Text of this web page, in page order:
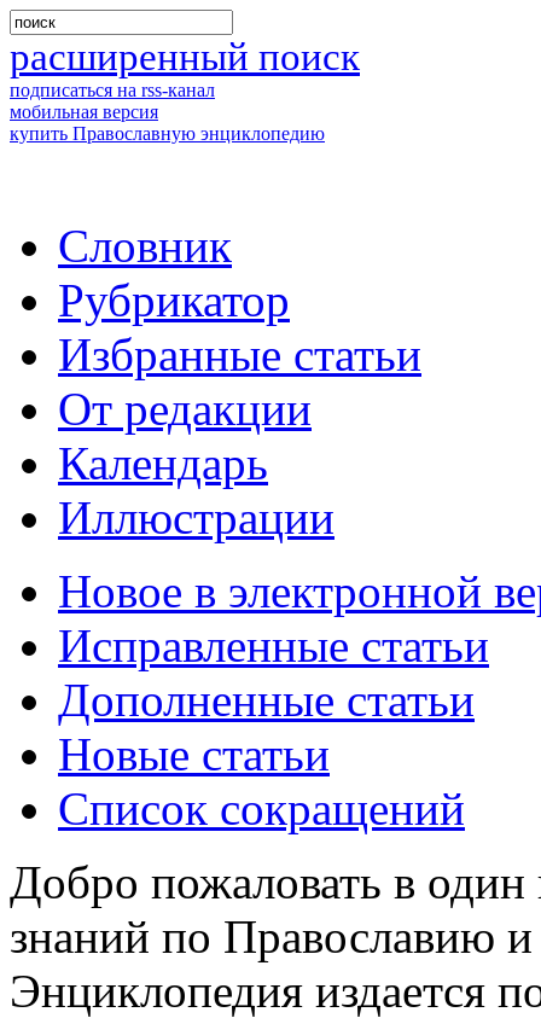
расширенный поиск
подписаться на rss-канал
мобильная версия
купить Православную энциклопедию
Словник
Рубрикатор
Избранные статьи
От редакции
Календарь
Иллюстрации
Новое в электронной
Исправленные статьи
Дополненные статьи
Новые статьи
Список сокращений
Добро пожаловать в
знаний по Православию
Энциклопедия издается